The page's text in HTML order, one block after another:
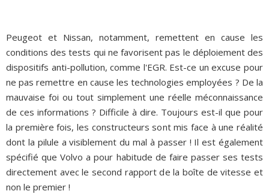
Peugeot et Nissan, notamment, remettent en cause les
conditions des tests qui ne favorisent pas le déploiement des
dispositifs anti-pollution, comme l'EGR. Est-ce un excuse pour
ne pas remettre en cause les technologies employées ? De la
mauvaise foi ou tout simplement une réelle méconnaissance
de ces informations ? Difficile à dire. Toujours est-il que pour
la première fois, les constructeurs sont mis face à une réalité
dont la pilule a visiblement du mal à passer ! Il est également
spécifié que Volvo a pour habitude de faire passer ses tests
directement avec le second rapport de la boîte de vitesse et
non le premier !